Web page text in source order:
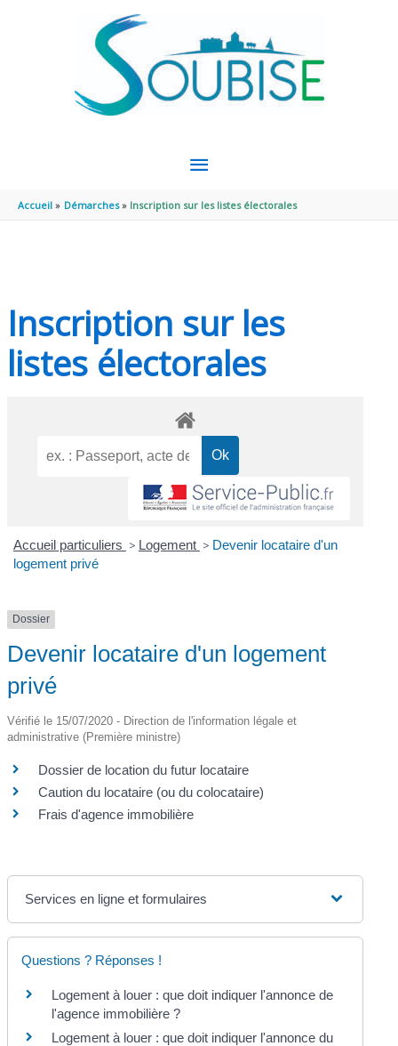
MENU
PRINCIPAL
Accueil Démarches Inscription sur les listes électorales
Inscription sur les
listes électorales
Accueil particuliers > Logement > Devenir locataire d'un
logement privé
Dossier
Devenir locataire d'un logement
privé
Vérifié le 15/07/2020 - Direction de l'information légale et
administrative (Première ministre)
Dossier de location du futur locataire
Caution du locataire (ou du colocataire)
Frais d'agence immobilière
Services en ligne et formulaires
Questions ? Réponses !
Logement à louer : que doit indiquer l'annonce de
l'agence immobilière ?
Logement à louer : que doit indiquer l'annonce du